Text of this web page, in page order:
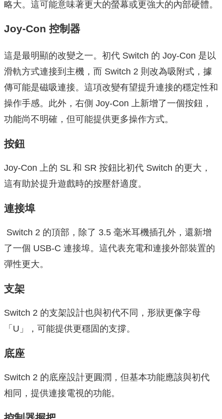
略大。這可能意味著更大的螢幕或更強大的內部硬體。
Joy-Con 控制器
這是最明顯的改變之一。初代 Switch 的 Joy-Con 是以
滑軌方式連接到主機，而 Switch 2 則改為吸附式，據
傳可能是磁吸連接。這項改變有望提升連接的穩定性和
操作手感。此外，右側 Joy-Con 上新增了一個按鈕，
功能尚不明確，但可能提供更多操作方式。
按鈕
Joy-Con 上的 SL 和 SR 按鈕比初代 Switch 的更大，
這有助於提升遊戲時的按壓舒適度。
連接埠
Switch 2 的頂部，除了 3.5 毫米耳機插孔外，還新增
了一個 USB-C 連接埠。這代表充電和連接外部裝置的
彈性更大。
支架
Switch 2 的支架設計也與初代不同，形狀更像字母
「U」，可能提供更穩固的支撐。
底座
Switch 2 的底座設計更圓潤，但基本功能應該與初代
相同，提供連接電視的功能。